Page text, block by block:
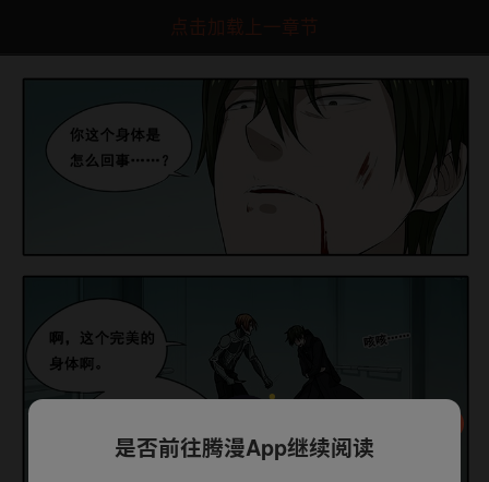
点击加载上一章节
是否前往腾漫App继续阅读